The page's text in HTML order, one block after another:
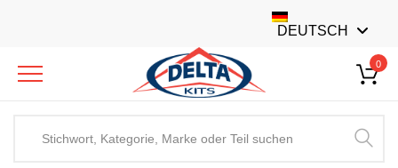
DEUTSCH
0